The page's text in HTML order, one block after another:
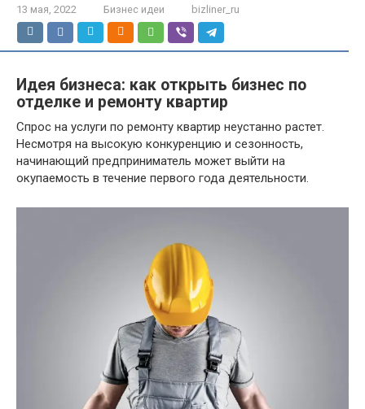
13 мая, 2022 Бизнес идеи bizliner_ru
Идея бизнеса: как открыть бизнес по
отделке и ремонту квартир
Спрос на услуги по ремонту квартир неустанно растет.
Несмотря на высокую конкуренцию и сезонность,
начинающий предприниматель может выйти на
окупаемость в течение первого года деятельности.